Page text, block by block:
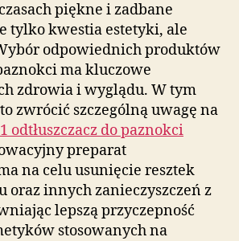
piękne i zadbane
tylko kwestia estetyki, ale
odpowiednich produktów
ma kluczowe
zdrowia i wyglądu. W tym
zwrócić szczególną uwagę na
odtłuszczacz do paznokci
preparat
na celu usunięcie resztek
oraz innych zanieczyszczeń z
lepszą przyczepność
stosowanych na